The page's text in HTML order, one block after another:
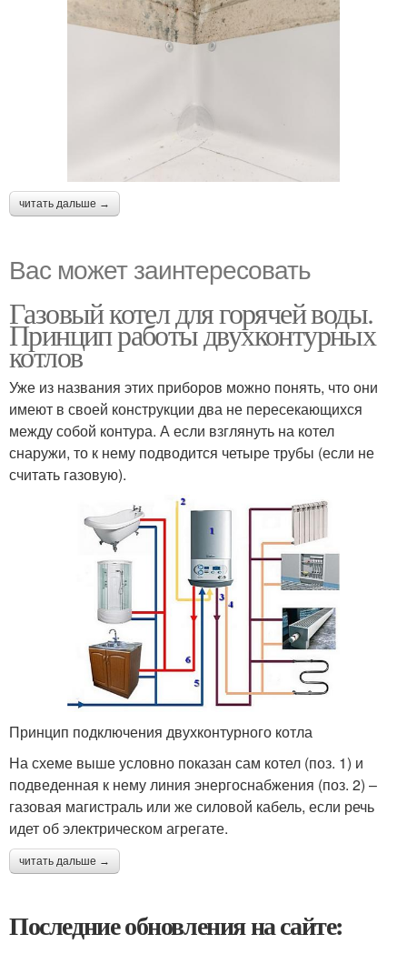
читать дальше →
Вас может заинтересовать
Газовый котел для горячей воды.
Принцип работы двухконтурных
котлов
Уже из названия этих приборов можно понять, что они
имеют в своей конструкции два не пересекающихся
между собой контура. А если взглянуть на котел
снаружи, то к нему подводится четыре трубы (если не
считать газовую).
Принцип подключения двухконтурного котла
На схеме выше условно показан сам котел (поз. 1) и
подведенная к нему линия энергоснабжения (поз. 2) –
газовая магистраль или же силовой кабель, если речь
идет об электрическом агрегате.
читать дальше →
Последние обновления на сайте: